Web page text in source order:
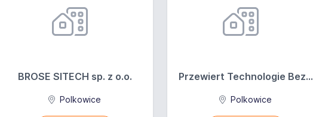
BROSE SITECH sp. z o.o.
Polkowice
Przewiert Technologie Bez...
Polkowice